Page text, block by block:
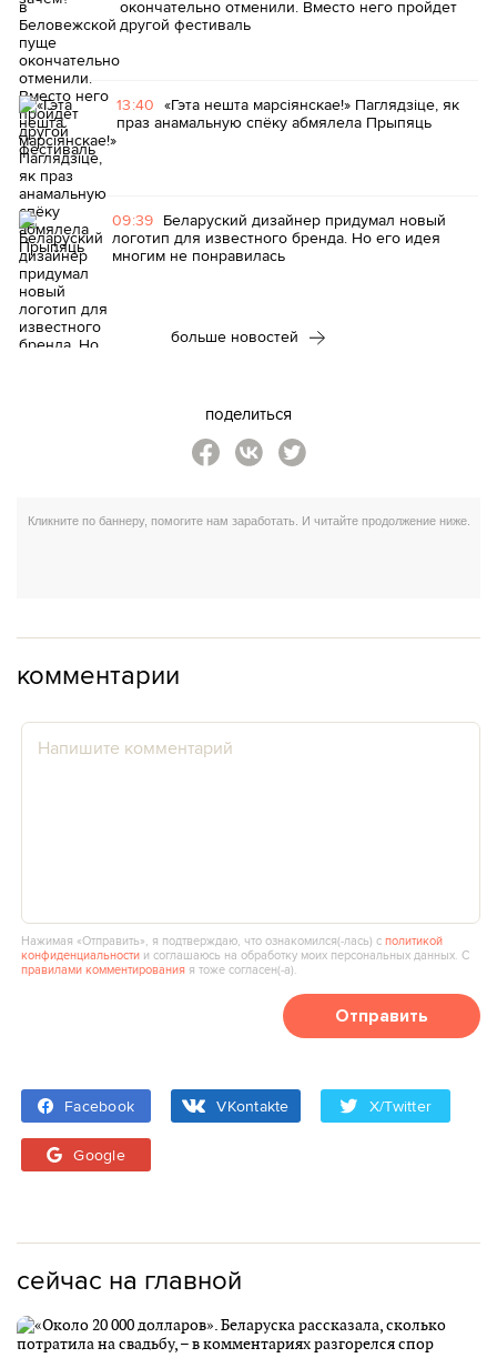
окончательно отменили. Вместо него пройдет
другой фестиваль
13:40 «Гэта нешта марсіянскае!» Паглядзіце, як
праз анамальную спёку абмялела Прыпяць
09:39 Беларуский дизайнер придумал новый
логотип для известного бренда. Но его идея
многим не понравилась
больше новостей
поделиться
комментарии
Нажимая «Отправить», я подтверждаю, что ознакомился(‑лась) сполитикой
конфиденциальности и соглашаюсь на обработку моих персональных данных. С
правилами комментирования я тоже согласен(‑а).
Отправить
Facebook VKontakte X/Twitter
Google
сейчас на главной